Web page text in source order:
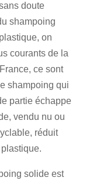
doute
shampoing
on
courants de la
ce sont
shampoing qui
partie échappe
vendu nu ou
réduit
solide est